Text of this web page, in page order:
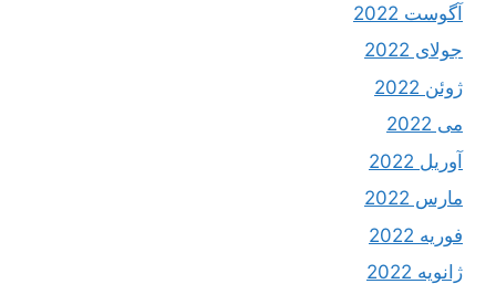
آگوست 2022
جولای 2022
ژوئن 2022
می 2022
آوریل 2022
مارس 2022
فوریه 2022
ژانویه 2022